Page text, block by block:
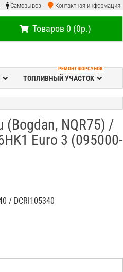
Самовывоз Контактная информация
Товаров 0 (0р.)
РЕМОНТ ФОРСУНОК
ТОПЛИВНЫЙ УЧАСТОК
(Bogdan, NQR75) /
Euro 3 (095000-
/ DCRI105340